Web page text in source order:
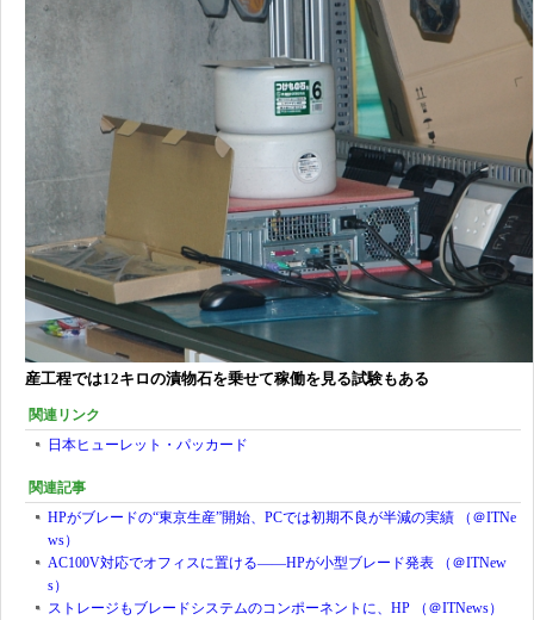
産工程では12キロの漬物石を乗せて稼働を見る試験もある
関連リンク
日本ヒューレット・パッカード
関連記事
HPがブレードの“東京生産”開始、PCでは初期不良が半減の実績 （＠ITNe
ws）
AC100V対応でオフィスに置ける――HPが小型ブレード発表 （＠ITNew
s）
ストレージもブレードシステムのコンポーネントに、HP （＠ITNews）